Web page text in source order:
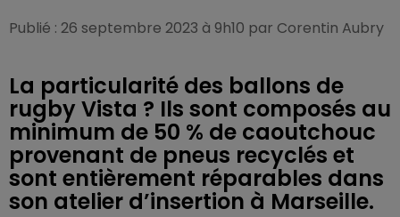
Publié : 26 septembre 2023 à 9h10 par Corentin Aubry
La particularité des ballons de
rugby Vista ? Ils sont composés au
minimum de 50 % de caoutchouc
provenant de pneus recyclés et
sont entièrement réparables dans
son atelier d’insertion à Marseille.